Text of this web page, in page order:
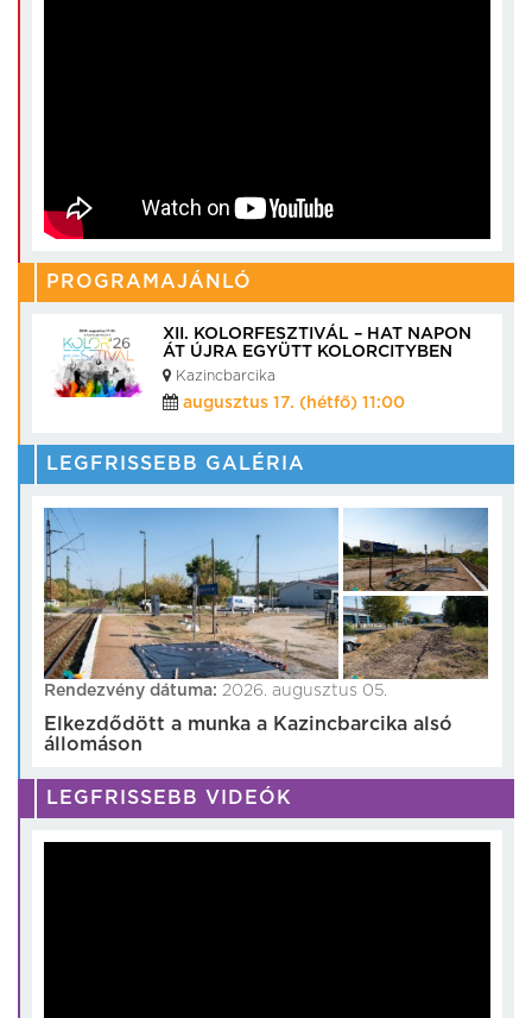
PROGRAMAJÁNLÓ
XII. KOLORFESZTIVÁL – HAT NAPON
ÁT ÚJRA EGYÜTT KOLORCITYBEN
Kazincbarcika
augusztus 17. (hétfő) 11:00
LEGFRISSEBB GALÉRIA
Rendezvény dátuma: 2026. augusztus 05.
Elkezdődött a munka a Kazincbarcika alsó
állomáson
LEGFRISSEBB VIDEÓK